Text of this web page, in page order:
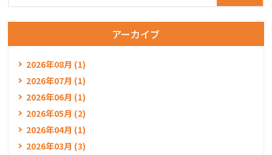
アーカイブ
2026年08月 (1)
2026年07月 (1)
2026年06月 (1)
2026年05月 (2)
2026年04月 (1)
2026年03月 (3)